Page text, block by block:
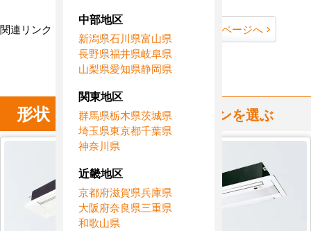
関連リンク： TOPページへ
宮城県全域ページへ
宮城県直工店所在地
形状 からハウジングエアコンを選ぶ
中部地区
新潟県石川県富山県
長野県福井県岐阜県
山梨県愛知県静岡県
関東地区
群馬県栃木県茨城県
埼玉県東京都千葉県
神奈川県
近畿地区
京都府滋賀県兵庫県
大阪府奈良県三重県
和歌山県